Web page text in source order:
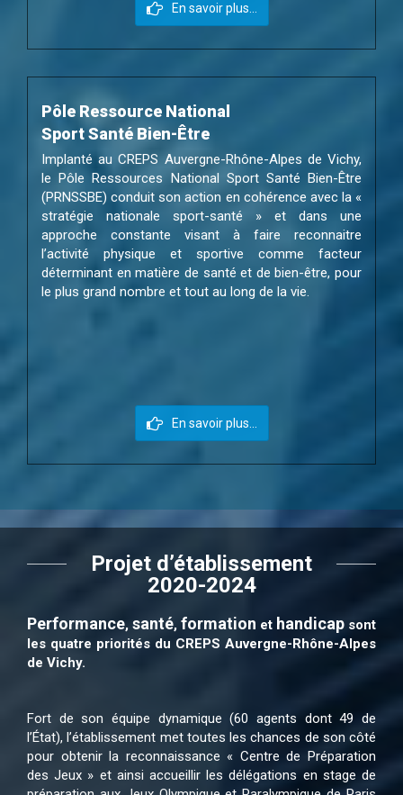
En savoir plus...
Pôle Ressource National
Sport Santé Bien-Être
Implanté au CREPS Auvergne-Rhône-Alpes de Vichy,
le Pôle Ressources National Sport Santé Bien-Être
(PRNSSBE) conduit son action en cohérence avec la «
stratégie nationale sport-santé » et dans une
approche constante visant à faire reconnaitre
l’activité physique et sportive comme facteur
déterminant en matière de santé et de bien-être, pour
le plus grand nombre et tout au long de la vie.
En savoir plus...
Projet d’établissement
2020-2024
Performance, santé, formation et handicap sont
les quatre priorités du CREPS Auvergne-Rhône-Alpes
de Vichy.
Fort de son équipe dynamique (60 agents dont 49 de
l’État), l’établissement met toutes les chances de son côté
pour obtenir la reconnaissance « Centre de Préparation
des Jeux » et ainsi accueillir les délégations en stage de